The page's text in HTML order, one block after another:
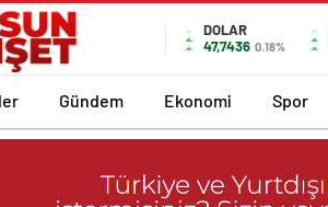
DOLAR
47,7436 0.18%
Gündem Ekonomi Spor